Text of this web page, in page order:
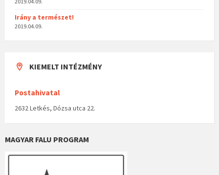
Irány a természet!
2019.04.09.
KIEMELT INTÉZMÉNY
Postahivatal
2632 Letkés, Dózsa utca 22.
MAGYAR FALU PROGRAM